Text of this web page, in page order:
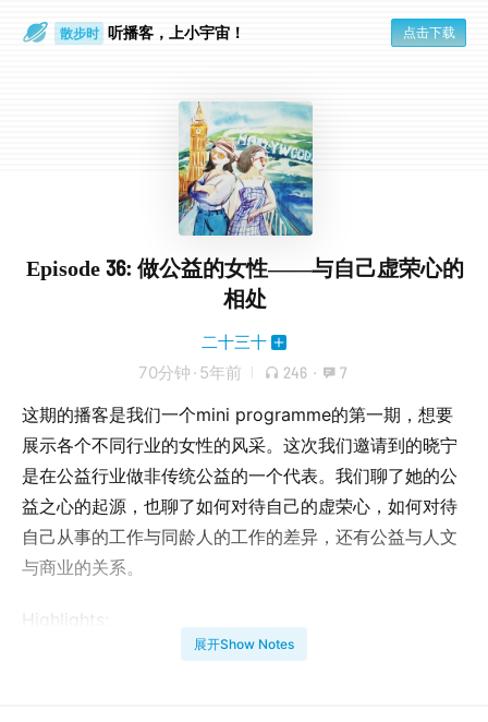
散步时 听播客，上小宇宙！ 点击下载
Episode 36: 做公益的女性——与自己虚荣心的
相处
二十三十
70分钟 · 5年前 246 · 7
这期的播客是我们一个mini programme的第一期，想要
展示各个不同行业的女性的风采。这次我们邀请到的晓宁
是在公益行业做非传统公益的一个代表。我们聊了她的公
益之心的起源，也聊了如何对待自己的虚荣心，如何对待
自己从事的工作与同龄人的工作的差异，还有公益与人文
与商业的关系。
Highlights:
晓宁为什么做公益展开Show Notes